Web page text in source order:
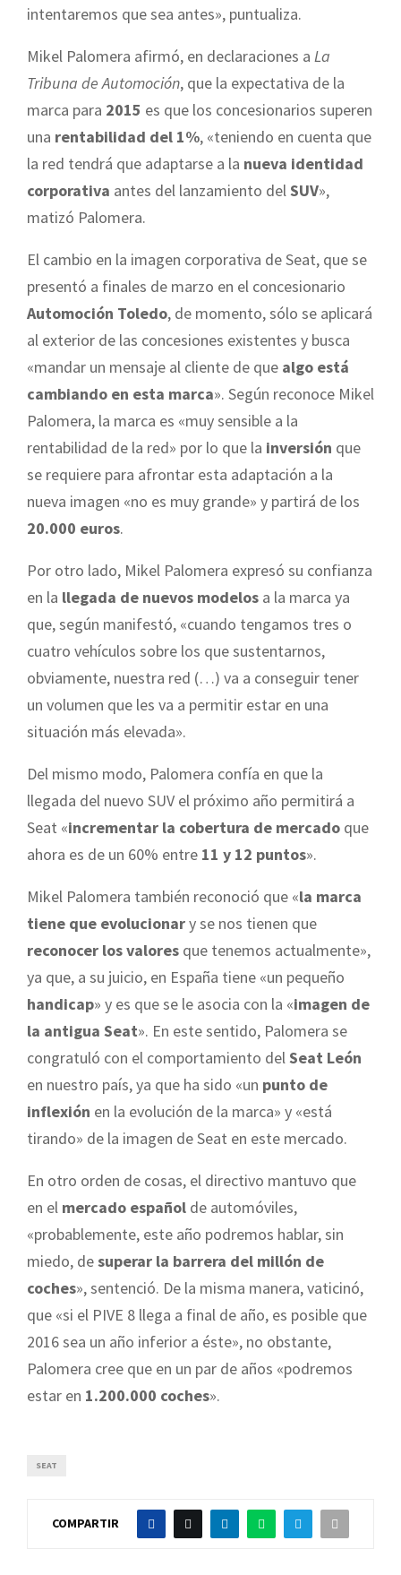
intentaremos que sea antes», puntualiza.
Mikel Palomera afirmó, en declaraciones a La
Tribuna de Automoción, que la expectativa de la
marca para 2015 es que los concesionarios superen
una rentabilidad del 1%, «teniendo en cuenta que
la red tendrá que adaptarse a la nueva identidad
corporativa antes del lanzamiento delSUV»,
matizó Palomera.
El cambio en la imagen corporativa de Seat, que se
presentó a finales de marzo en el concesionario
Automoción Toledo, de momento, sólo se aplicará
al exterior de las concesiones existentes y busca
«mandar un mensaje al cliente de que algo está
cambiando en esta marca». Según reconoce Mikel
Palomera, la marca es «muy sensible a la
rentabilidad de la red» por lo que la inversión que
se requiere para afrontar esta adaptación a la
nueva imagen «no es muy grande» y partirá de los
20.000 euros.
Por otro lado, Mikel Palomera expresó su confianza
en la llegada de nuevos modelos a la marca ya
que, según manifestó, «cuando tengamos tres o
cuatro vehículos sobre los que sustentarnos,
obviamente, nuestra red (…) va a conseguir tener
un volumen que les va a permitir estar en una
situación más elevada».
Del mismo modo, Palomera confía en que la
llegada del nuevo SUV el próximo año permitirá a
Seat «incrementar la cobertura de mercado que
ahora es de un 60% entre 11 y 12 puntos».
Mikel Palomera también reconoció que «la marca
tiene que evolucionary se nos tienen que
reconocer los valores que tenemos actualmente»,
ya que, a su juicio, en España tiene «un pequeño
handicap» y es que se le asocia con la «imagen de
la antigua Seat». En este sentido, Palomera se
congratuló con el comportamiento delSeat León
en nuestro país, ya que ha sido «un punto de
inflexión en la evolución de la marca» y «está
tirando» de la imagen de Seat en este mercado.
En otro orden de cosas, el directivo mantuvo que
en el mercado español de automóviles,
«probablemente, este año podremos hablar, sin
miedo, desuperar la barrera del millón de
coches», sentenció. De la misma manera, vaticinó,
que «si el PIVE 8 llega a final de año, es posible que
2016 sea un año inferior a éste», no obstante,
Palomera cree que en un par de años «podremos
estar en 1.200.000 coches».
SEAT
COMPARTIR